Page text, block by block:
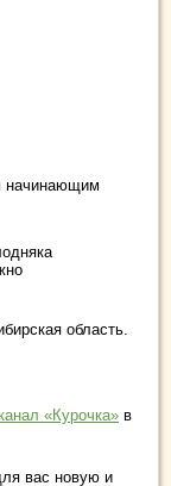
начинающим
область.
канал «Курочка» в
вас новую и